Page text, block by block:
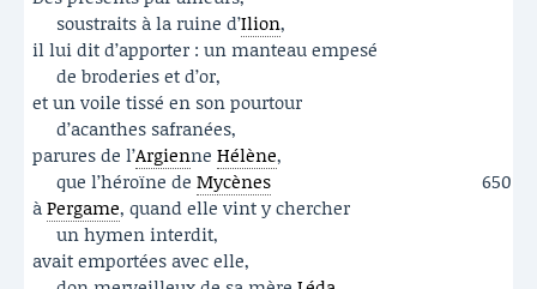
soustraits à la ruine d’Ilion,
il lui dit d’apporter : un manteau empesé
de broderies et d’or,
et un voile tissé en son pourtour
d’acanthes safranées,
parures de l’Argienne Hélène,
que l’héroïne de Mycènes
650
àPergame, quand elle vint y chercher
un hymen interdit,
avait emportées avec elle,